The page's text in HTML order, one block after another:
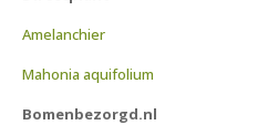
Amelanchier
Mahonia aquifolium
Bomenbezorgd.nl